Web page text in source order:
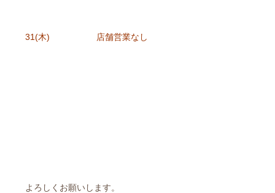
31(木) 店舗営業なし
よろしくお願いします。